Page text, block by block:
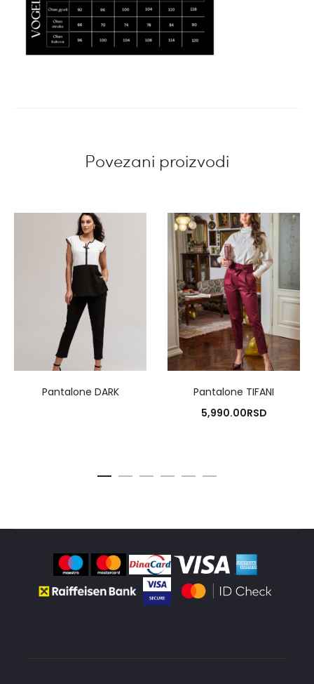
Povezani proizvodi
Pantalone DARK
Pantalone TIFANI
5,990.00RSD